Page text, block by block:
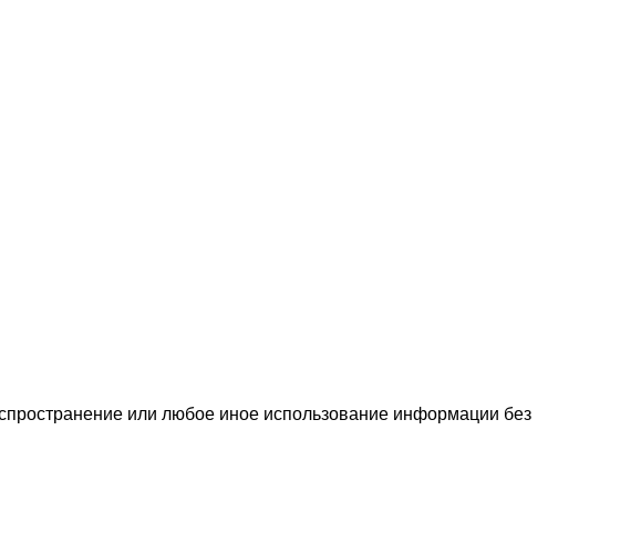
или любое иное использование информации без